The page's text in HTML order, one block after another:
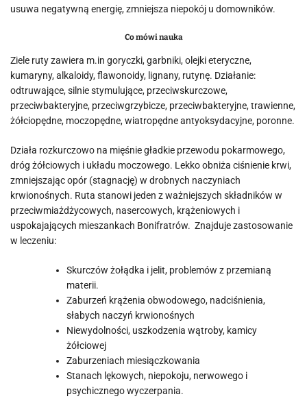
usuwa negatywną energię, zmniejsza niepokój u domowników.
Co mówi nauka
Ziele ruty zawiera m.in goryczki, garbniki, olejki eteryczne,
kumaryny, alkaloidy, flawonoidy, lignany, rutynę. Działanie:
odtruwające, silnie stymulujące, przeciwskurczowe,
przeciwbakteryjne, przeciwgrzybicze, przeciwbakteryjne, trawienne,
żółciopędne, moczopędne, wiatropędne antyoksydacyjne, poronne.
Działa rozkurczowo na mięśnie gładkie przewodu pokarmowego,
dróg żółciowych i układu moczowego. Lekko obniża ciśnienie krwi,
zmniejszając opór (stagnację) w drobnych naczyniach
krwionośnych. Ruta stanowi jeden z ważniejszych składników w
przeciwmiażdżycowych, nasercowych, krążeniowych i
uspokajających mieszankach Bonifratrów. Znajduje zastosowanie
w leczeniu:
Skurczów żołądka i jelit, problemów z przemianą
materii.
Zaburzeń krążenia obwodowego, nadciśnienia,
słabych naczyń krwionośnych
Niewydolności, uszkodzenia wątroby, kamicy
żółciowej
Zaburzeniach miesiączkowania
Stanach lękowych, niepokoju, nerwowego i
psychicznego wyczerpania.